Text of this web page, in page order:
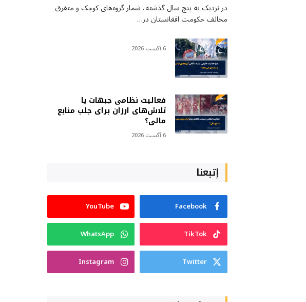
در نزدیک به پنج سال گذشته، شمار گروه‌های کوچک و متفرق
مخالف حکومت افغانستان در…
6 آگست 2026
فعالیت نظامی جبهات یا
تلاش‌های ارزان برای جلب منابع
مالی؟
6 آگست 2026
إتبعنا
Facebook
YouTube
TikTok
WhatsApp
Twitter
Instagram